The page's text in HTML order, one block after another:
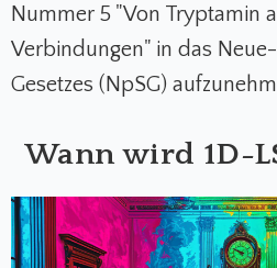
Nummer 5 "Von Tryptamin
Verbindungen" in das
Gesetzes (NpSG)
Wann wird 1D-